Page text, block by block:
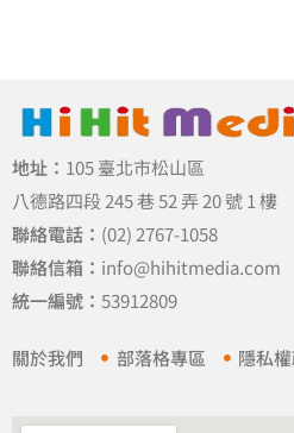
地址： 105 臺北市松山區
八德路四段 245 巷 52 弄 20 號 1 樓
聯絡電話： (02) 2767-1058
聯絡信箱： info@hihitmedia.com
統一編號： 53912809
關於我們 部落格專區 隱私